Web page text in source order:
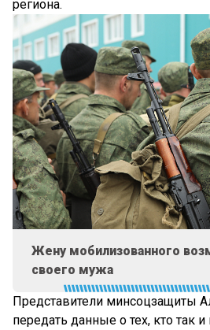
региона.
Жену мобилизованного
своего мужа
Представители минсоцзащиты
передать данные о тех, кто так